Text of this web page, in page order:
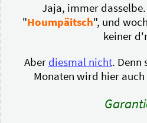
Jaja, immer
"Houmpäitsch", und
keiner
Aber diesmal nicht. Denn
Monaten wird hier auch